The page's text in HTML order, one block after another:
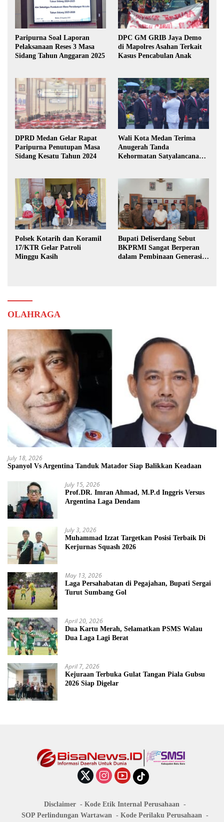
Paripurna Soal Laporan
Pelaksanaan Reses 3 Masa
Sidang Tahun Anggaran 2025
DPC GM GRIB Jaya Demo
di Mapolres Asahan Terkait
Kasus Pencabulan Anak
DPRD Medan Gelar Rapat
Paripurna Penutupan Masa
Sidang Kesatu Tahun 2024
Wali Kota Medan Terima
Anugerah Tanda
Kehormatan Satyalancana
Polsek Kotarih dan Koramil
17/KTR Gelar Patroli
Minggu Kasih
Bupati Deliserdang Sebut
BKPRMI Sangat Berperan
dalam Pembinaan Generasi
OLAHRAGA
July 18, 2026
Spanyol Vs Argentina Tanduk Matador Siap Balikkan Keadaan
July 15, 2026
Prof.DR. Imran Ahmad, M.P.d Inggris Versus
Argentina Laga Dendam
July 3, 2026
Muhammad Izzat Targetkan Posisi Terbaik Di
Kerjurnas Squash 2026
May 13, 2026
Laga Persahabatan di Pegajahan, Bupati Sergai
Turut Sumbang Gol
April 20, 2026
Dua Kartu Merah, Selamatkan PSMS Walau
Dua Laga Lagi Berat
April 7, 2026
Kejuraan Terbuka Gulat Tangan Piala Gubsu
2026 Siap Digelar
Disclaimer
Kode Etik Internal Perusahaan
SOP Perlindungan Wartawan
Kode Perilaku Perusahaan